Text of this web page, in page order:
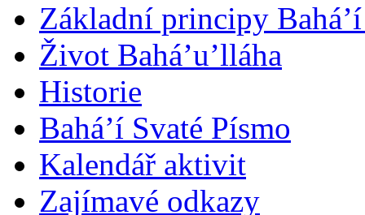
Základní principy
Život Bahá’u’lláha
Historie
Bahá’í Svaté Písmo
Kalendář aktivit
Zajímavé odkazy